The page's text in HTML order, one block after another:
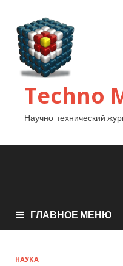
Techno
Научно-технический
ГЛАВНОЕ МЕНЮ
НАУКА